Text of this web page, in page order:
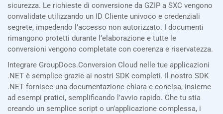
sicurezza. Le richieste di conversione da GZIP a SXC vengono
convalidate utilizzando un ID Cliente univoco e credenziali
segrete, impedendo l’accesso non autorizzato. I documenti
rimangono protetti durante l’elaborazione e tutte le
conversioni vengono completate con coerenza e riservatezza.
Integrare GroupDocs.Conversion Cloud nelle tue applicazioni
.NET è semplice grazie ai nostri SDK completi. Il nostro SDK
.NET fornisce una documentazione chiara e concisa, insieme
ad esempi pratici, semplificando l’avvio rapido. Che tu stia
creando un semplice script o un’applicazione complessa, i